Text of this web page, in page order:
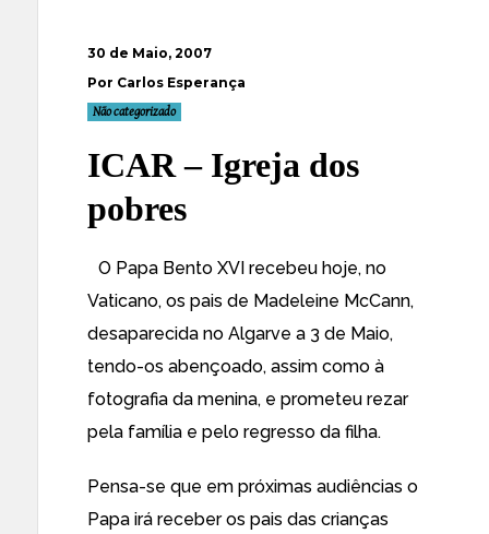
30 de Maio, 2007
Por Carlos Esperança
Não categorizado
ICAR – Igreja dos
pobres
O Papa Bento XVI recebeu hoje, no
Vaticano, os pais de Madeleine McCann,
desaparecida no Algarve a 3 de Maio,
tendo-os abençoado, assim como à
fotografia da menina, e prometeu rezar
pela família e pelo regresso da filha.
Pensa-se que em próximas audiências o
Papa irá receber os pais das crianças